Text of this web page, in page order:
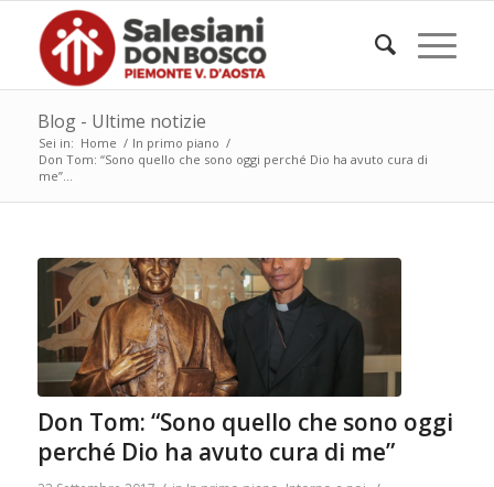
Blog - Ultime notizie
Sei in: Home / In primo piano /
Don Tom: “Sono quello che sono oggi perché Dio ha avuto cura di
me”...
Don Tom: “Sono quello che sono oggi
perché Dio ha avuto cura di me”